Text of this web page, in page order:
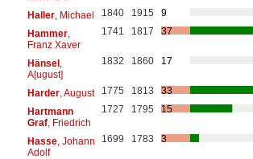
Haller, Michael 1840 1915
9
Hammer,
Franz Xaver
1741 1817 37
Hänsel,
A[ugust]
1832 1860 17
Harder, August 1775 1813
33
Hartmann
Graf, Friedrich
1727 1795 15
Hasse, Johann
Adolf
1699 1783 3